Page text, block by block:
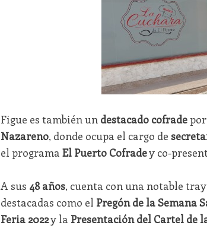
Figue es también un destacado cofrade
Nazareno, donde ocupa el cargo de
el programa El Puerto Cofradey co-
A sus 48 años, cuenta con una notable
destacadas como el Pregón de la Semana
Feria 2022y la Presentación del Cartel de